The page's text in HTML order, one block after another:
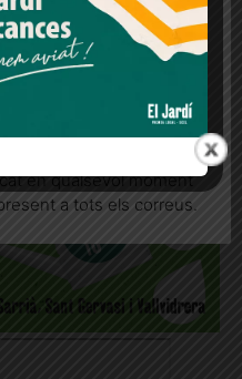
AL
WHATSAPP!
Rebutjar tot
al Diari el Jardí, dona el
rebre comunicacions
en qualsevol moment
a tots els correus.